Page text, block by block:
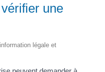
une
légale et